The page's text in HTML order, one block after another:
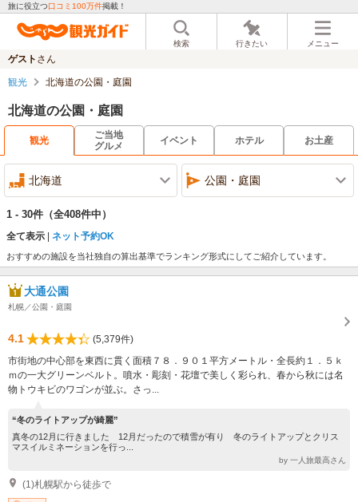
旅に役立つ口コミ100万件掲載！
検索 行きたい メニュー
ゲスト さん
観光 北海道の公園・庭園
北海道の公園・庭園
観光
ご当地
グルメ
イベント ホテル お土産
北海道 公園・庭園
1 - 30件 （全408件中）
全て表示 ネット予約OK
おすすめの施設を当社独自の算出基準でランキング形式にしてご紹介しています。
大通公園
札幌／公園・庭園
4.1
(5,379件)
市街地の中心部を東西に貫く面積７８．９０１平方メートル・全長約１．５ｋ
ｍの一大グリーンベルト。噴水・彫刻・花壇で美しく彩られ、春から秋には名
物トウキビのワゴンが並ぶ。さっ...
“冬のライトアップが綺麗”
真冬の12月に行きました 12月だったので積雪が有り 冬のライトアップとクリス
マスイルミネーションを行っ...
by 一人旅最高さん
(1)札幌駅から徒歩で